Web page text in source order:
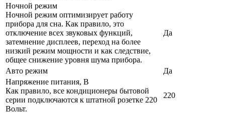
Ночной режим
Ночной режим оптимизирует работу
прибора для сна. Как правило, это
отключение всех звуковых функций,
затемнение дисплеев, переход на более
низкий режим мощности и как следствие,
общее снижение уровня шума прибора.
Да
Авто режим
Да
Напряжение питания, В
Как правило, все кондиционеры бытовой
серии подключаются к штатной розетке 220
Вольт.
220